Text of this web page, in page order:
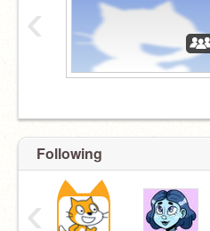
‹
Following
‹